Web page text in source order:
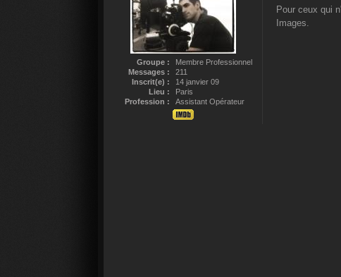
Groupe :
Membre Professionnel
Messages :
211
Inscrit(e) :
14 janvier 09
Lieu :
Paris
Profession :
Assistant Opérateur
Pour ceux qui
Images.